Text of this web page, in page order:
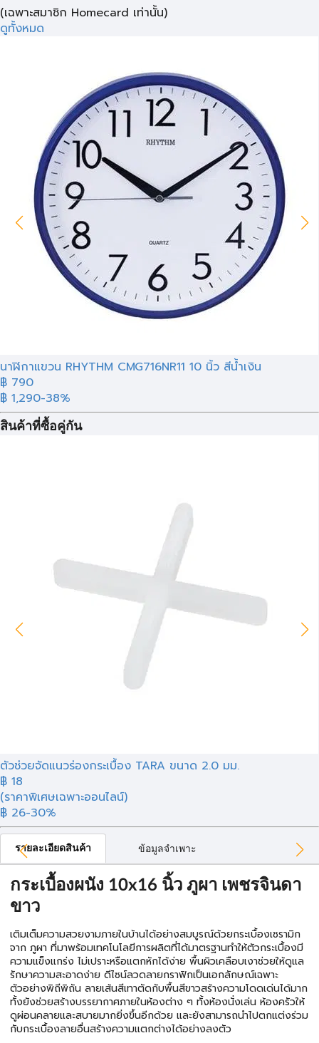
(เฉพาะสมาชิก Homecard เท่านั้น)
ดูทั้งหมด
นาฬิกาแขวน RHYTHM CMG716NR11 10 นิ้ว สีน้ำเงิน
฿ 790
฿ 1,290-38%
สินค้าที่ซื้อคู่กัน
ตัวช่วยจัดแนวร่องกระเบื้อง TARA ขนาด 2.0 มม.
฿ 18
(ราคาพิเศษเฉพาะออนไลน์)
฿ 26-30%
รายละเอียดสินค้า ข้อมูลจำเพาะ
กระเบื้องผนัง 10x16 นิ้ว ภูผา เพชรจินดา
ขาว
เติมเต็มความสวยงามภายในบ้านได้อย่างสมบูรณ์ด้วยกระเบื้องเซรามิก
จาก ภูผา ที่มาพร้อมเทคโนโลยีการผลิตที่ได้มาตรฐานทำให้ตัวกระเบื้องมี
ความแข็งแกร่ง ไม่เปราะหรือแตกหักได้ง่าย พื้นผิวเคลือบเงาช่วยให้ดูแล
รักษาความสะอาดง่าย ดีไซน์ลวดลายกราฟิกเป็นเอกลักษณ์เฉพาะ
ตัวอย่างพิถีพิถัน ลายเส้นสีเทาตัดกับพื้นสีขาวสร้างความโดดเด่นได้มาก
ทั้งยังช่วยสร้างบรรยากาศภายในห้องต่าง ๆ ทั้งห้องนั่งเล่น ห้องครัวให้
ดูผ่อนคลายและสบายมากยิ่งขึ้นอีกด้วย และยังสามารถนำไปตกแต่งร่วม
กับกระเบื้องลายอื่นสร้างความแตกต่างได้อย่างลงตัว